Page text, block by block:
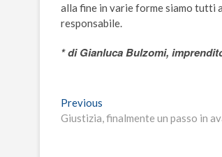
alla fine in varie forme siamo
responsabile.
* di Gianluca Bulzomi,
Navigazione
articoli
Previous
post:
Giustizia, finalmente un passo in